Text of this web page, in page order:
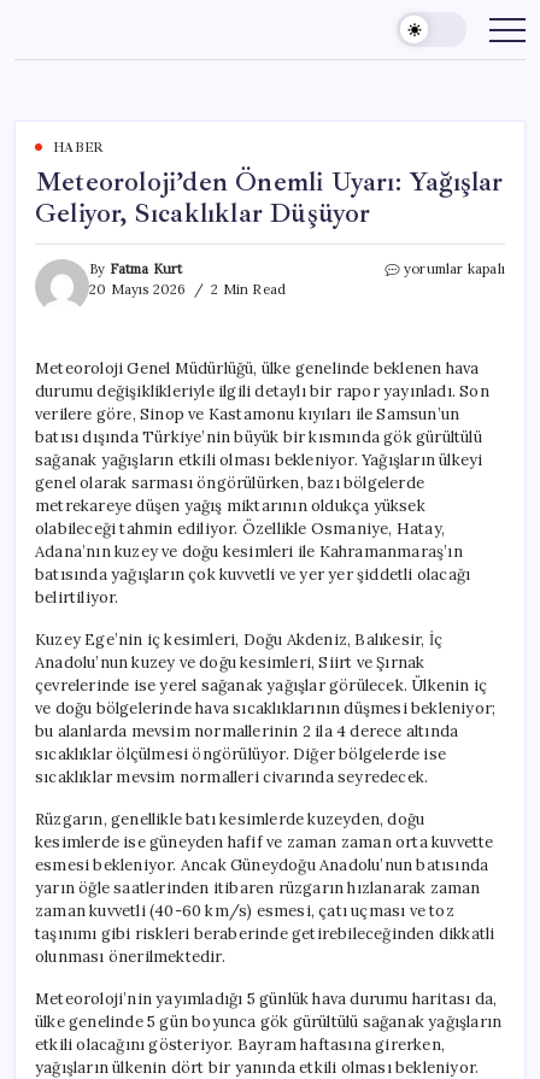
content
HABER
Meteoroloji’den Önemli Uyarı: Yağışlar
Geliyor, Sıcaklıklar Düşüyor
By Fatma Kurt
20 Mayıs 2026
2 Min Read
Meteoroloji’den
Sıcaklıklar
Düşüyor
için
yorumlar kapalı
Meteoroloji Genel Müdürlüğü, ülke genelinde beklenen hava
durumu değişiklikleriyle ilgili detaylı bir rapor yayınladı. Son
verilere göre, Sinop ve Kastamonu kıyıları ile Samsun’un
batısı dışında Türkiye’nin büyük bir kısmında gök gürültülü
sağanak yağışların etkili olması bekleniyor. Yağışların ülkeyi
genel olarak sarması öngörülürken, bazı bölgelerde
metrekareye düşen yağış miktarının oldukça yüksek
olabileceği tahmin ediliyor. Özellikle Osmaniye, Hatay,
Adana’nın kuzey ve doğu kesimleri ile Kahramanmaraş’ın
batısında yağışların çok kuvvetli ve yer yer şiddetli olacağı
belirtiliyor.
Kuzey Ege’nin iç kesimleri, Doğu Akdeniz, Balıkesir, İç
Anadolu’nun kuzey ve doğu kesimleri, Siirt ve Şırnak
çevrelerinde ise yerel sağanak yağışlar görülecek. Ülkenin iç
ve doğu bölgelerinde hava sıcaklıklarının düşmesi bekleniyor;
bu alanlarda mevsim normallerinin 2 ila 4 derece altında
sıcaklıklar ölçülmesi öngörülüyor. Diğer bölgelerde ise
sıcaklıklar mevsim normalleri civarında seyredecek.
Rüzgarın, genellikle batı kesimlerde kuzeyden, doğu
kesimlerde ise güneyden hafif ve zaman zaman orta kuvvette
esmesi bekleniyor. Ancak Güneydoğu Anadolu’nun batısında
yarın öğle saatlerinden itibaren rüzgarın hızlanarak zaman
zaman kuvvetli (40-60 km/s) esmesi, çatı uçması ve toz
taşınımı gibi riskleri beraberinde getirebileceğinden dikkatli
olunması önerilmektedir.
Meteoroloji’nin yayımladığı 5 günlük hava durumu haritası da,
ülke genelinde 5 gün boyunca gök gürültülü sağanak yağışların
etkili olacağını gösteriyor. Bayram haftasına girerken,
yağışların ülkenin dört bir yanında etkili olması bekleniyor.